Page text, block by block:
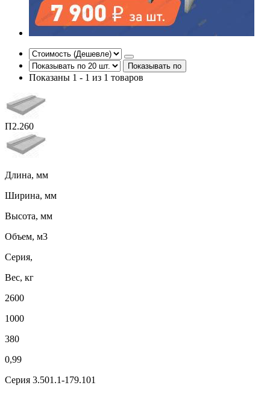
Показывать по
Показаны 1 - 1 из 1 товаров
П2.260
Длина, мм
Ширина, мм
Высота, мм
Объем, м3
Серия,
Вес, кг
2600
1000
380
0,99
Серия 3.501.1-179.101